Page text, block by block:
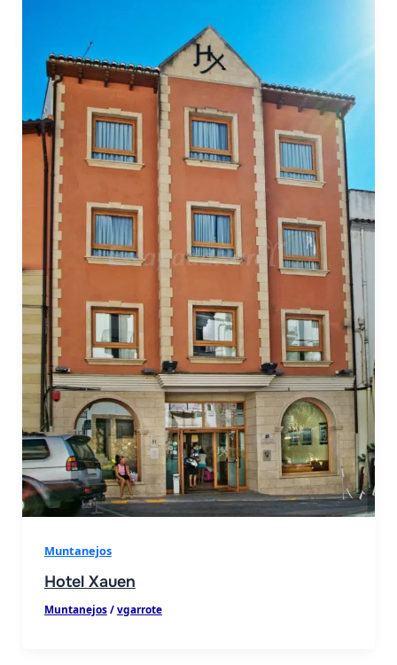
Muntanejos
Hotel Xauen
Muntanejos/vgarrote